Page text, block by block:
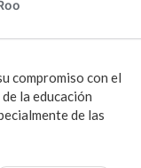
compromiso con el
la educación
de las